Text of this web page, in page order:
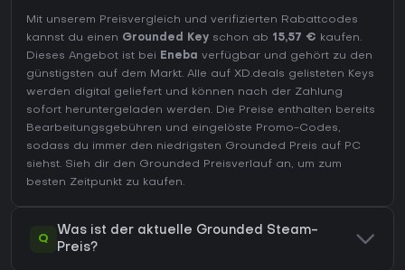
Mit unserem Preisvergleich und verifizierten Rabattcodes
kannst du einen Grounded Key schon ab 15,57 € kaufen.
Dieses Angebot ist bei Eneba verfügbar und gehört zu den
günstigsten auf dem Markt. Alle auf XD.deals gelisteten Keys
werden digital geliefert und können nach der Zahlung
sofort heruntergeladen werden. Die Preise enthalten bereits
Bearbeitungsgebühren und eingelöste Promo-Codes,
sodass du immer den niedrigsten Grounded Preis auf PC
siehst. Sieh dir den Grounded Preisverlauf an, um zum
besten Zeitpunkt zu kaufen.
Q
Was ist der aktuelle Grounded Steam-
Preis?